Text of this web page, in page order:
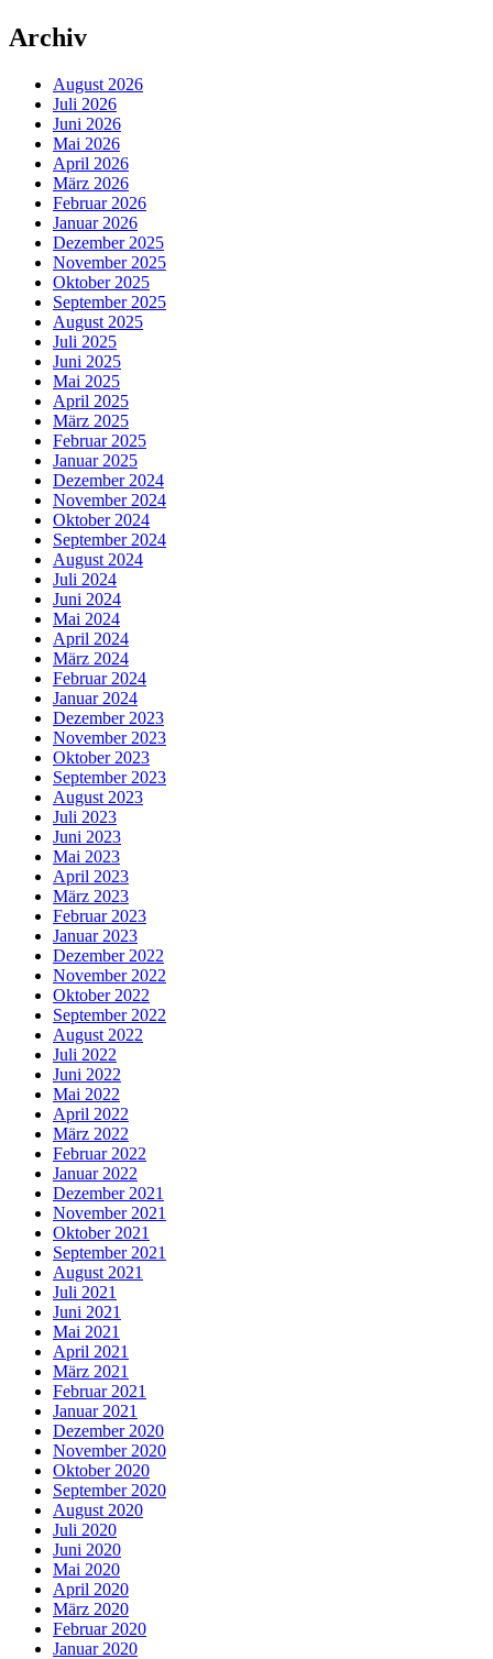
Archiv
August 2026
Juli 2026
Juni 2026
Mai 2026
April 2026
März 2026
Februar 2026
Januar 2026
Dezember 2025
November 2025
Oktober 2025
September 2025
August 2025
Juli 2025
Juni 2025
Mai 2025
April 2025
März 2025
Februar 2025
Januar 2025
Dezember 2024
November 2024
Oktober 2024
September 2024
August 2024
Juli 2024
Juni 2024
Mai 2024
April 2024
März 2024
Februar 2024
Januar 2024
Dezember 2023
November 2023
Oktober 2023
September 2023
August 2023
Juli 2023
Juni 2023
Mai 2023
April 2023
März 2023
Februar 2023
Januar 2023
Dezember 2022
November 2022
Oktober 2022
September 2022
August 2022
Juli 2022
Juni 2022
Mai 2022
April 2022
März 2022
Februar 2022
Januar 2022
Dezember 2021
November 2021
Oktober 2021
September 2021
August 2021
Juli 2021
Juni 2021
Mai 2021
April 2021
März 2021
Februar 2021
Januar 2021
Dezember 2020
November 2020
Oktober 2020
September 2020
August 2020
Juli 2020
Juni 2020
Mai 2020
April 2020
März 2020
Februar 2020
Januar 2020